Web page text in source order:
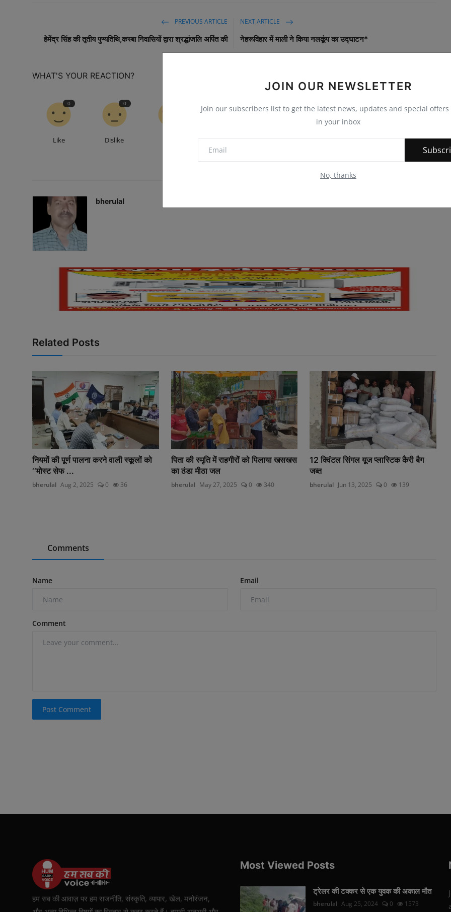
JOIN OUR NEWSLETTER
Join our subscribers list to get the latest news, updates and special
in your inbox
No, thanks
PREVIOUS ARTICLE
हेमेंद्र सिंह की तृतीय पुण्यतिथि,कस्बा निवासियों द्वारा श्रद्धांजलि अर्पित की
NEXT ARTICLE
नेहरूविहार में माली ने किया नलकूंप का उद्घाटन*
WHAT'S YOUR REACTION?
0
Like
0
Dislike Funny Angry Sad Wow
bherulal
Related Posts
नियमों की पूर्ण पालना करने वाली स्कूलों को
‘‘मोस्ट सेफ ...
bherulal Aug 2, 2025 0 36
पिता की स्मृति में राहगीरों को पिलाया खसखस
का ठंडा मीठा जल
bherulal May 27, 2025 0 340
12 क्विंटल सिंगल यूज प्लास्टिक कैरी बैग
जब्त
bherulal Jun 13, 2025 0 139
Comments
Name Email
Comment
Post Comment
हम सब की आवाज़ पर हम राजनीति, संस्कृति, व्यापार, खेल, मनोरंजन,
Most Viewed Posts
ट्रेलर की टक्कर से एक युवक की अकाल मौत
bherulal Aug 25, 2024 0 1573